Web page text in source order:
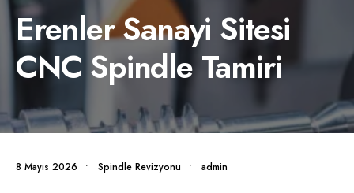
Erenler Sanayi Sitesi
CNC Spindle Tamiri
8 Mayıs 2026 • Spindle Revizyonu • admin